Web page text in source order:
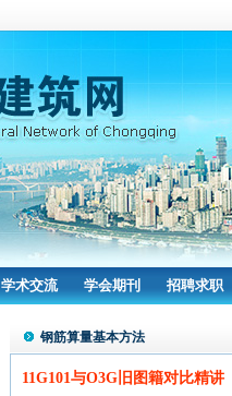
学术交流 学会期刊 招聘求职
钢筋算量基本方法
11G101与O3G旧图籍对比精讲